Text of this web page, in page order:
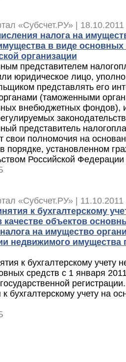
«Субсчет.РУ» |
налога на
в виде основных
организации
представителем
юридическое лицо,
представлять его
(таможенными
внебюджетных фондов),
представитель
свои полномочия на
порядке, установленном
Российской Федерации
«Субсчет.РУ» |
к бухгалтерскому
качестве объектов
на имущество
недвижимого имущества
к бухгалтерскому учету
средств с 1 января
бухгалтерскому учету на